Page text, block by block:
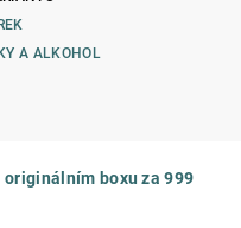
A ALKOHOL
originálním boxu za 999